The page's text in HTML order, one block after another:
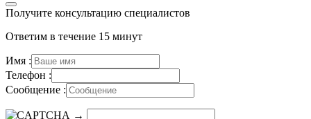
Получите консультацию специалистов
Ответим в течение 15 минут
Имя :
Телефон :
Сообщение :
→